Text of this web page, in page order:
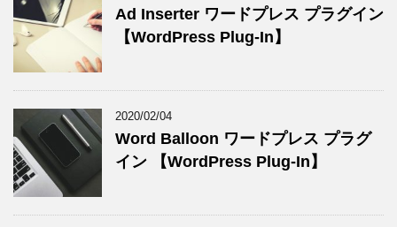
Ad Inserter ワードプレス プラグイン
【WordPress Plug-In】
2020/02/04
Word Balloon ワードプレス プラグ
イン 【WordPress Plug-In】